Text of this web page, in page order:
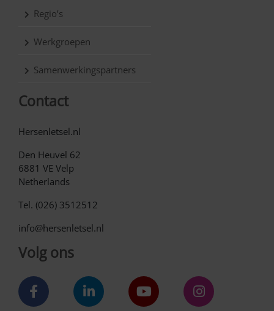
Regio’s
Werkgroepen
Samenwerkingspartners
Contact
Hersenletsel.nl
Den Heuvel 62
6881 VE Velp
Netherlands
Tel. (026) 3512512
info@hersenletsel.nl
Volg ons